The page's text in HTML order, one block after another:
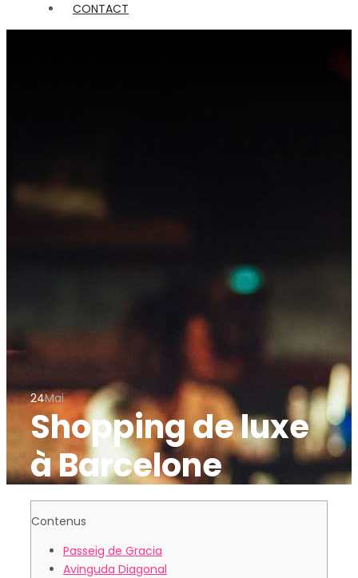
CONTACT
24Mai
Shopping de luxe
à Barcelone
Contenus
Passeig de Gracia
Avinguda Diagonal